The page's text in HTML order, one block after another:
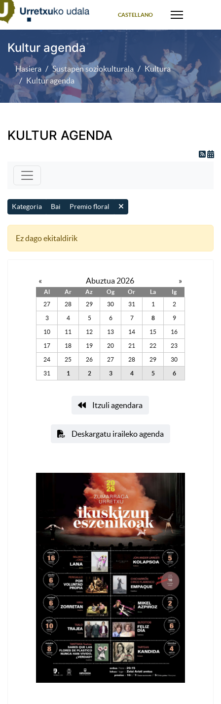
CASTELLANO
Kultur agenda
Hasiera Sustapen soziokulturala
Kultura
Kultur agenda
KULTUR AGENDA
Kategoria Bai Premio floral
Ez dago ekitaldirik
« Abuztua 2026 »
Al Ar Az Og Or La
Ig
27
28 29 30 31 1 2
3 4 5 6 7 8 9
10 11 12 13 14 15 16
17 18 19 20 21 22 23
24 25 26 27 28 29 30
31 1 2 3 4 5 6
Itzuli agendara
Deskargatu iraileko agenda